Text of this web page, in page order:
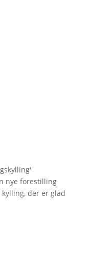
'
nye forestilling
der er glad